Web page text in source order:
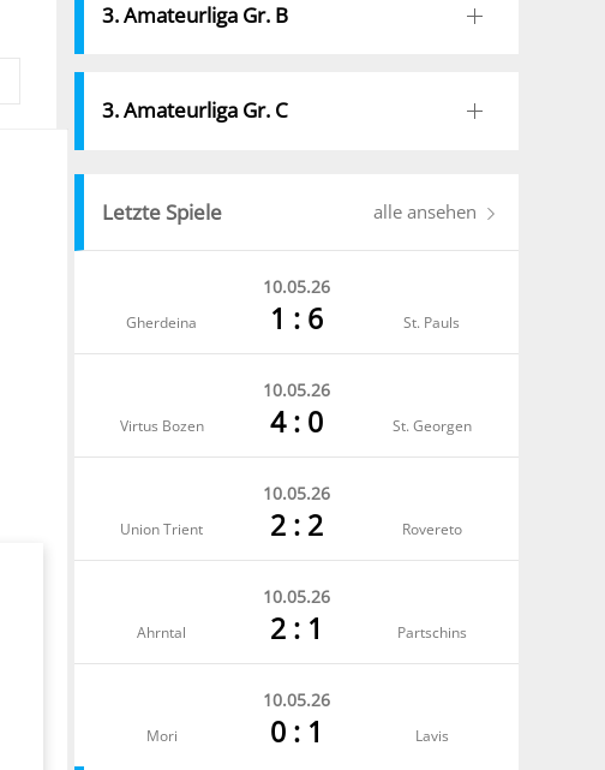
3. Amateurliga Gr. B
3. Amateurliga Gr. C
Letzte Spiele alle ansehen
10.05.26
Gherdeina 1 : 6 St. Pauls
10.05.26
Virtus Bozen 4 : 0 St. Georgen
10.05.26
Union Trient 2 : 2 Rovereto
10.05.26
Ahrntal 2 : 1 Partschins
10.05.26
Mori 0 : 1 Lavis